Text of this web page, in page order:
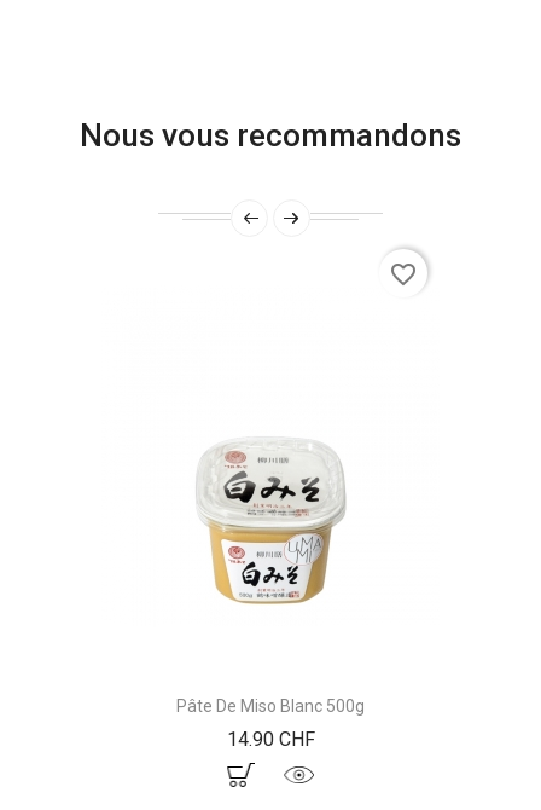
Nous vous recommandons
Pâte De Miso Blanc 500g
14.90 CHFPrix
favorite_border